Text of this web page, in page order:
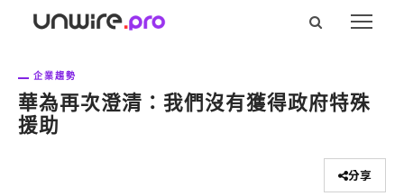
企業趨勢
華為再次澄清：我們沒有獲得政府特殊
援助
分享